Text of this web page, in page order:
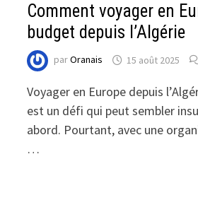
Comment voyager en
budget depuis l’Algérie
parOranais 15 août 2025
Voyager en Europe depuis
est un défi qui peut sembler
abord. Pourtant, avec une
…